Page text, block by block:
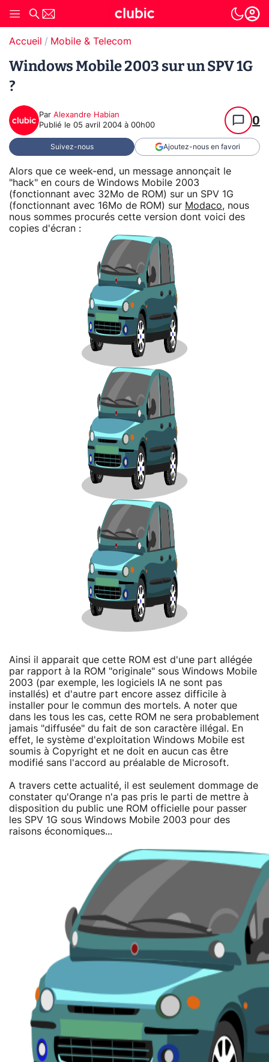
Accueil Mobile & Telecom
Windows Mobile 2003 sur un SPV 1G
?
Par Alexandre Habian
Publié le 05 avril 2004 à 00h00 0
Suivez-nous Ajoutez-nous en favori
Alors que ce week-end, un message annonçait le
"hack" en cours de Windows Mobile 2003
(fonctionnant avec 32Mo de ROM) sur un SPV 1G
(fonctionnant avec 16Mo de ROM) sur Modaco, nous
nous sommes procurés cette version dont voici des
copies d'écran :
Ainsi il apparait que cette ROM est d'une part allégée
par rapport à la ROM "originale" sous Windows Mobile
2003 (par exemple, les logiciels IA ne sont pas
installés) et d'autre part encore assez difficile à
installer pour le commun des mortels. A noter que
dans les tous les cas, cette ROM ne sera probablement
jamais "diffusée" du fait de son caractère illégal. En
effet, le système d'exploitation Windows Mobile est
soumis à Copyright et ne doit en aucun cas être
modifié sans l'accord au préalable de Microsoft.
A travers cette actualité, il est seulement dommage de
constater qu'Orange n'a pas pris le parti de mettre à
disposition du public une ROM officielle pour passer
les SPV 1G sous Windows Mobile 2003 pour des
raisons économiques...